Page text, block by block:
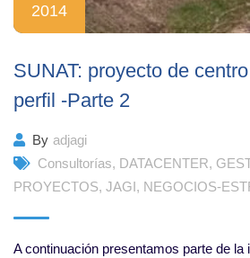
2014
SUNAT: proyecto de
perfil -Parte 2
By adjagi
Consultorías, DATACENTER,
PROYECTOS, JAGI, NEGOCIOS-
A continuación presentamos parte de la